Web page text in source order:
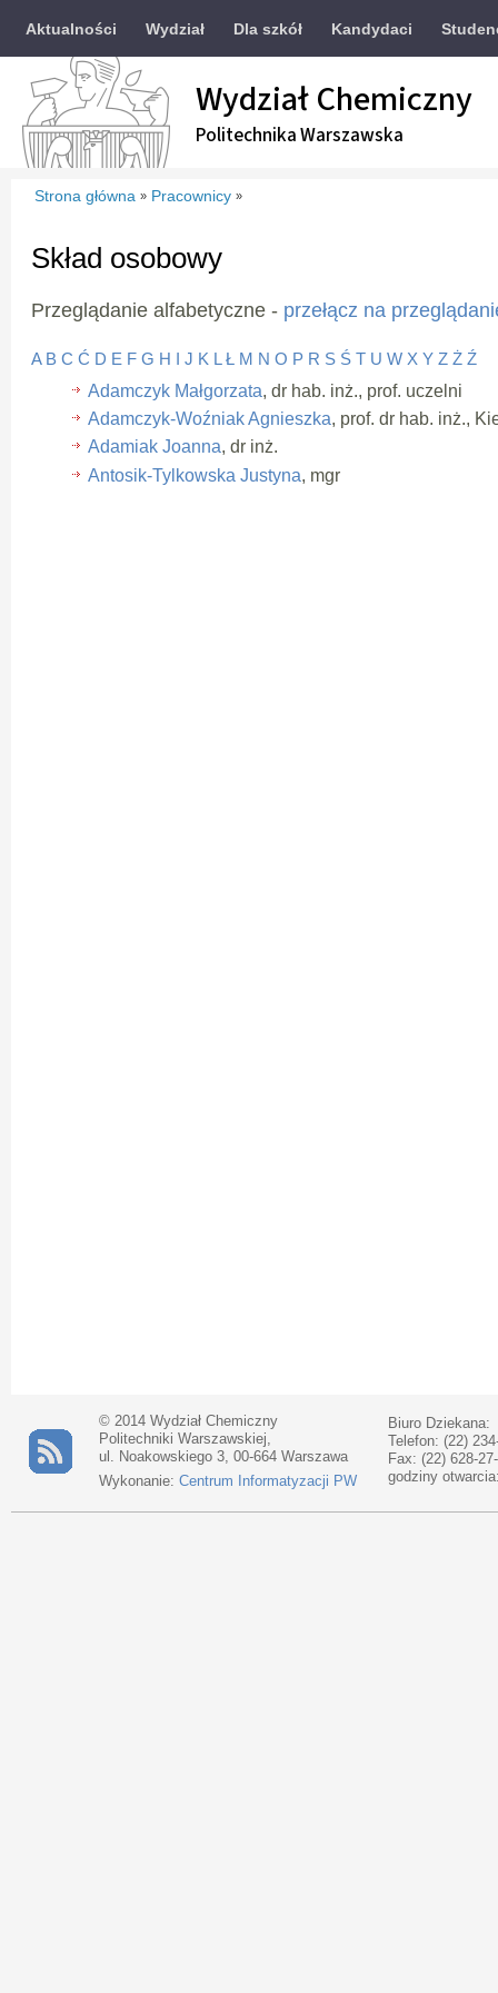
Aktualności Wydział Dla szkół Kandydaci
Wydział Chemiczny
Politechnika Warszawska
Strona główna » Pracownicy »
Skład osobowy
Przeglądanie alfabetyczne - przełącz na
A B C Ć D E F G H J K L Ł M N O P R S Ś T U W X Y Z Ż Ź
Adamczyk Małgorzata, dr hab. inż., prof. uczelni
Adamczyk-Woźniak Agnieszka, prof. dr hab. inż.,
Adamiak Joanna, dr inż.
Antosik-Tylkowska Justyna, mgr
© 2014 Wydział Chemiczny
Politechniki Warszawskiej,
ul. Noakowskiego 3, 00-664 Warszawa
Wykonanie: Centrum Informatyzacji PW
Biuro Dziekana:
Telefon: (22)
Fax: (22) 628-
godziny